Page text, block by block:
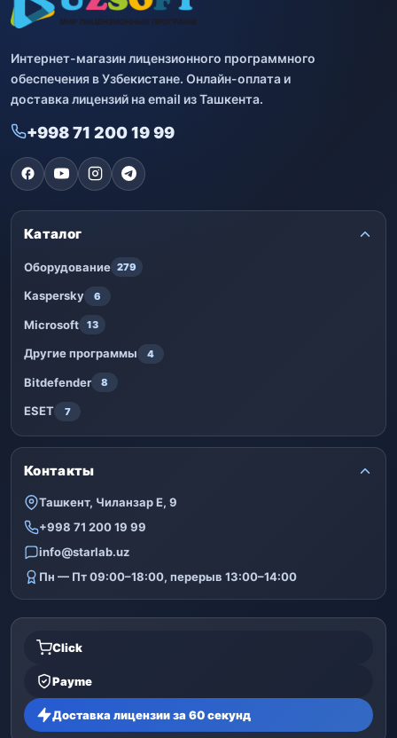
Интернет-магазин лицензионного программного
обеспечения в Узбекистане. Онлайн-оплата и
доставка лицензий на email из Ташкента.
+998 71 200 19 99
Каталог
Оборудование 279
Kaspersky 6
Microsoft 13
Другие программы 4
Bitdefender 8
ESET 7
Контакты
Ташкент, Чиланзар Е, 9
+998 71 200 19 99
info@starlab.uz
Пн — Пт 09:00–18:00, перерыв 13:00–14:00
Click
Payme
Доставка лицензии за 60 секунд